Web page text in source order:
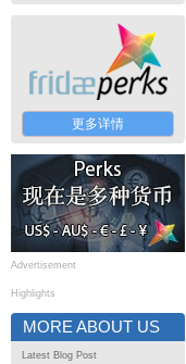
更多详情
Advertisement
Highlights
MORE ABOUT US
Latest Blog Post